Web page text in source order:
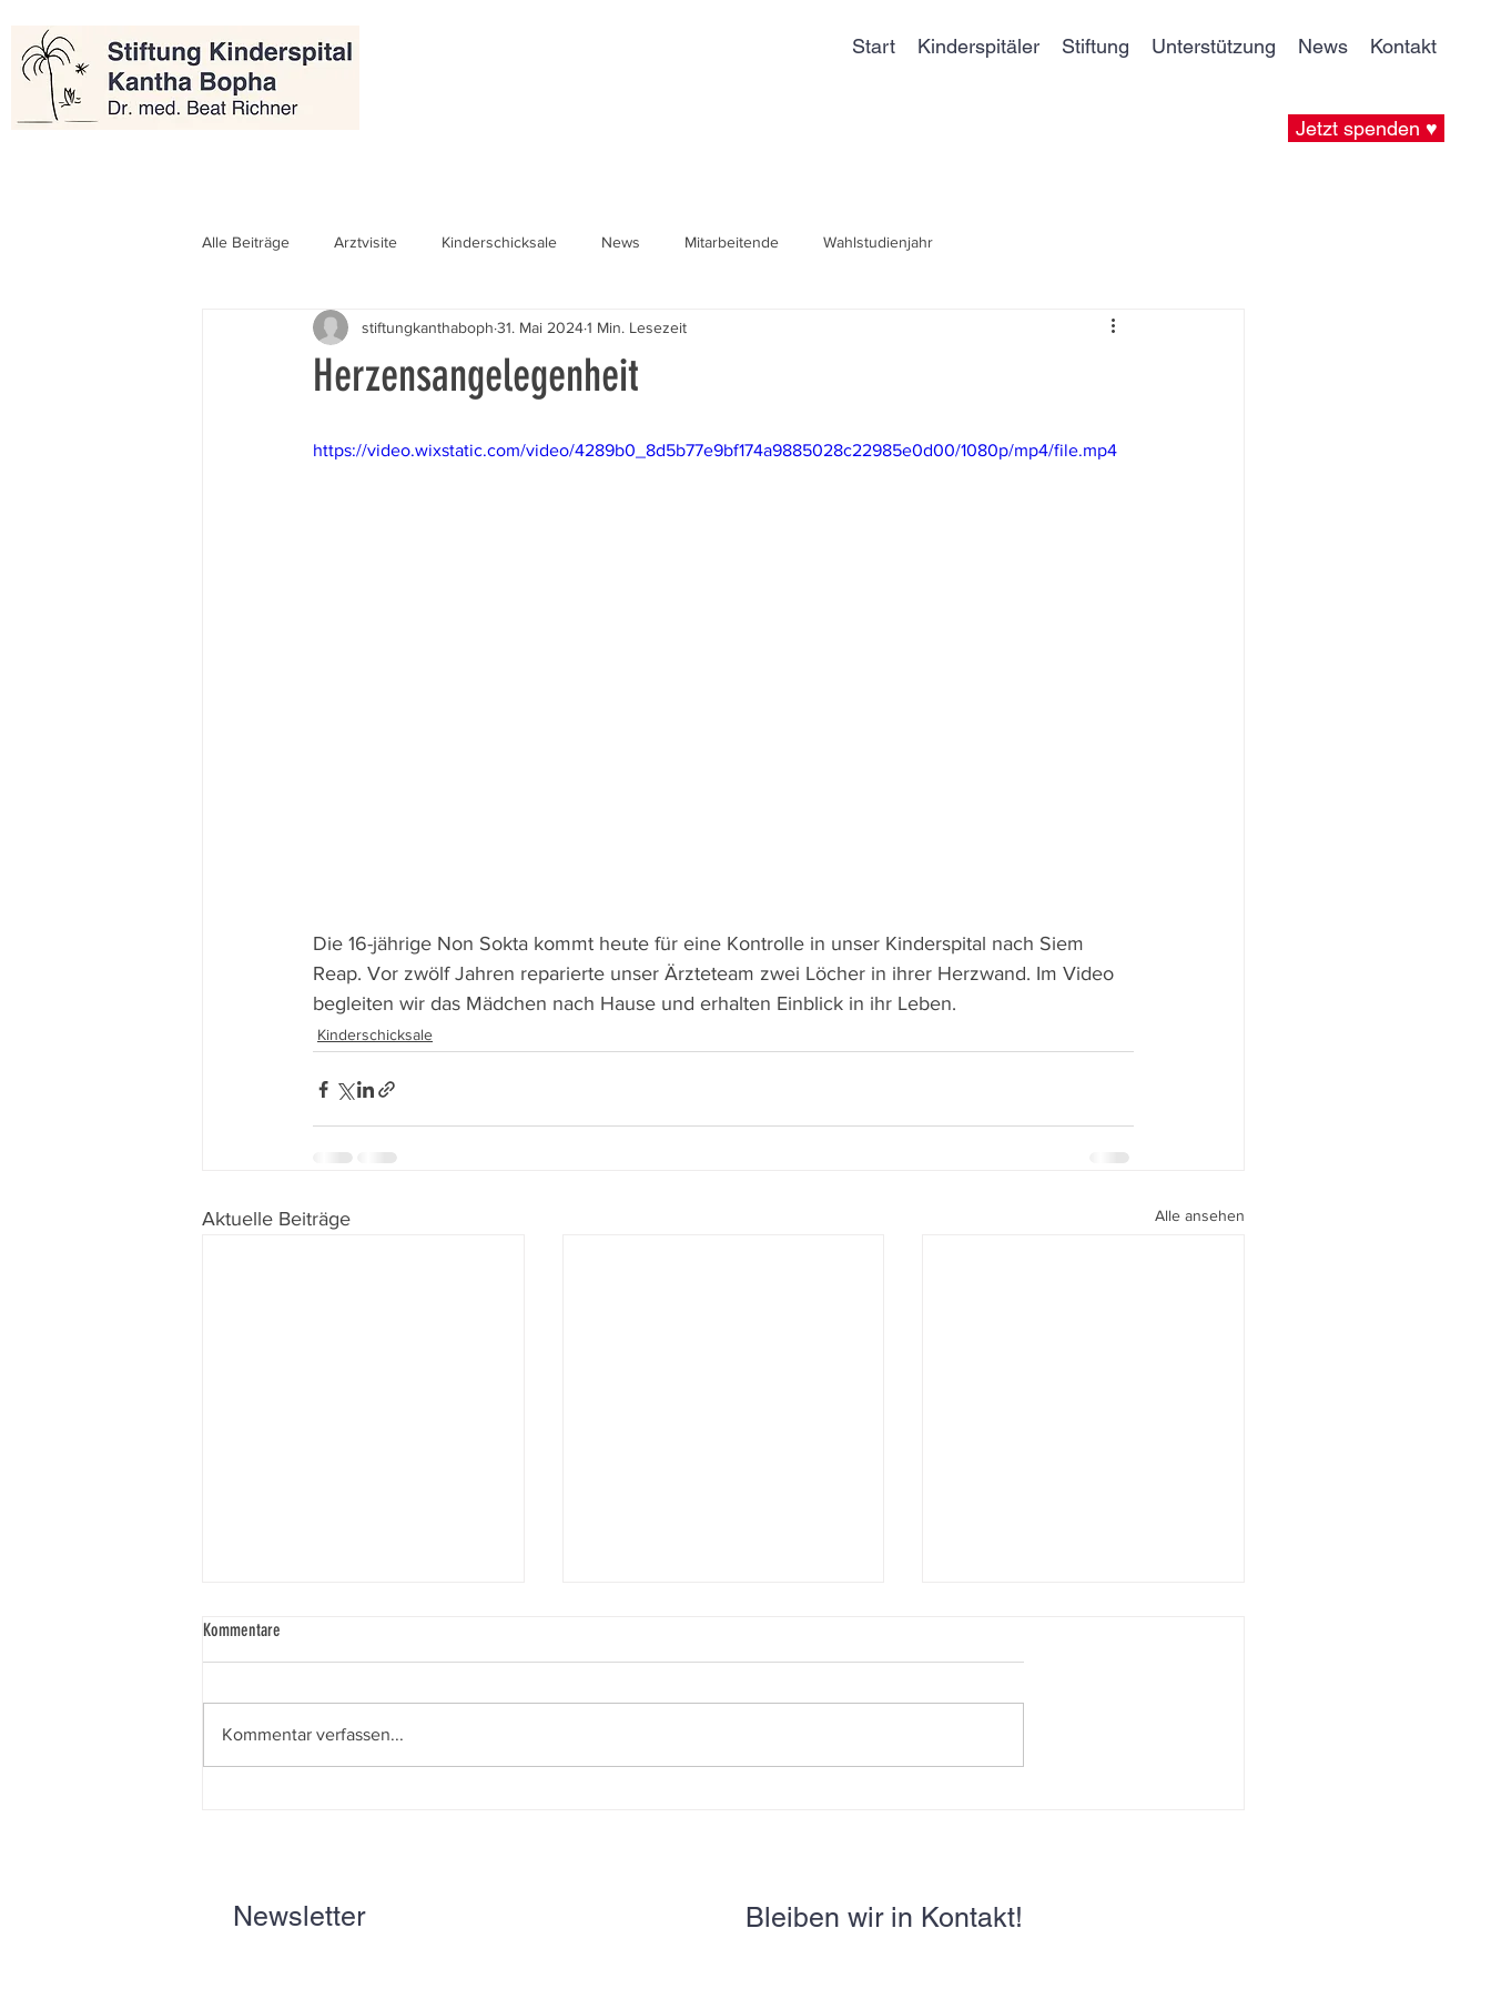
Jetzt spenden ♥
Start Kinderspitäler Stiftung Unterstützung News Kontakt
Alle Beiträge Arztvisite Kinderschicksale News Mitarbeitende Wahlstudienjahr
Herzensangelegenheit
stiftungkanthaboph 31. Mai 20241 Min. Lesezeit
https://video.wixstatic.com/video/4289b0_8d5b77e9bf174a9885028c22985e0d00/1080p/mp4/file.mp4
Die 16-jährige Non Sokta kommt heute für eine Kontrolle in unser Kinderspital nach Siem
Reap. Vor zwölf Jahren reparierte unser Ärzteteam zwei Löcher in ihrer Herzwand. Im Video
begleiten wir das Mädchen nach Hause und erhalten Einblick in ihr Leben.
Kinderschicksale
Aktuelle Beiträge Alle ansehen
Kommentare
Kommentar verfassen...
Newsletter Bleiben wir in Kontakt!